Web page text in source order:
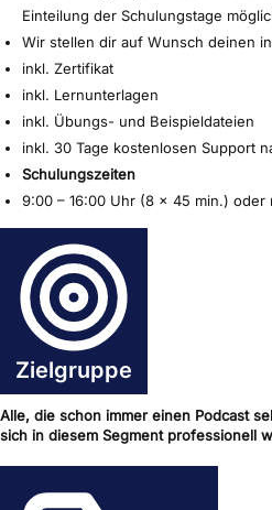
Einteilung der Schulungstage
Wir stellen dir auf Wunsch deinen
inkl. Zertifikat
inkl. Lernunterlagen
inkl. Übungs- und Beispieldateien
inkl. 30 Tage kostenlosen Support
Schulungszeiten
9:00 – 16:00 Uhr (8 x 45 min.) oder
Zielgruppe
Alle, die schon immer einen Podcast
sich in diesem Segment professionell